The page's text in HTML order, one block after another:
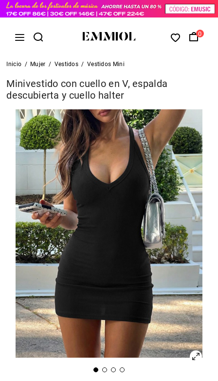
0
Inicio / Mujer / Vestidos / Vestidos Mini
Minivestido con cuello en V, espalda
descubierta y cuello halter